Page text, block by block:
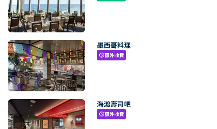
墨西哥料理
paid額外收費
海渡壽司吧
paid額外收費